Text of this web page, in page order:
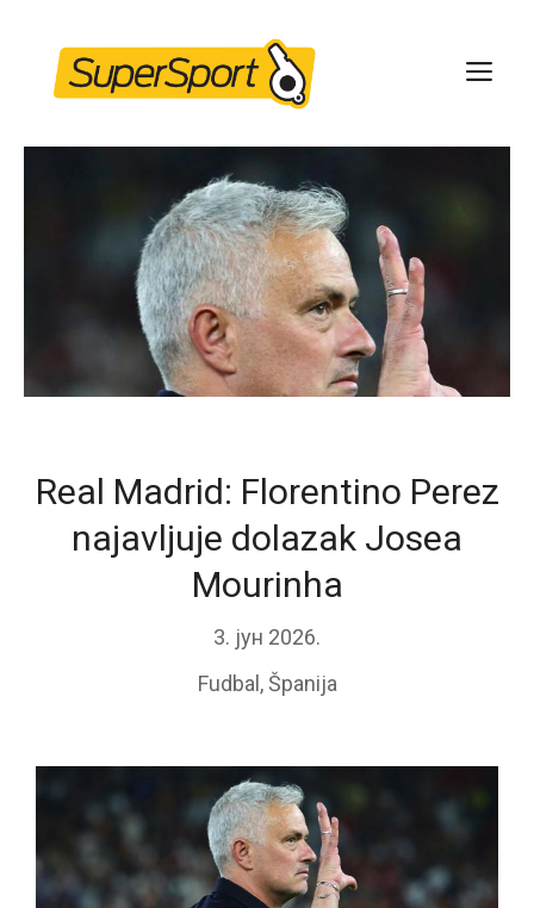
content
Real Madrid: Florentino Perez
najavljuje dolazak Josea
Mourinha
3. јун 2026.
Fudbal ,Španija